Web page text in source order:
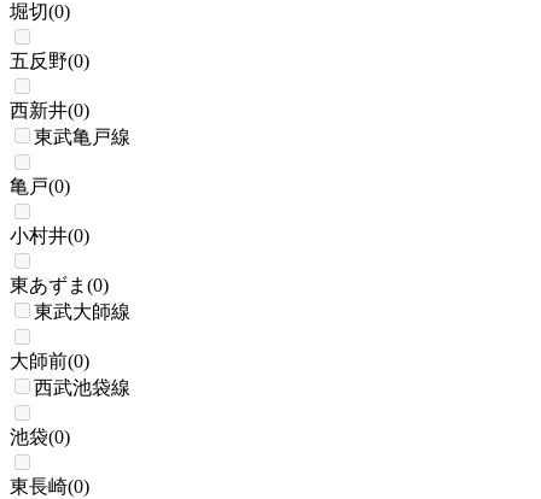
堀切(0)
五反野(0)
西新井(0)
東武亀戸線
亀戸(0)
小村井(0)
東あずま (0)
東武大師線
大師前(0)
西武池袋線
池袋(0)
東長崎(0)